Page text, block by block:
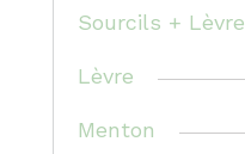
Sourcils + Lèvre
Lèvre
Menton